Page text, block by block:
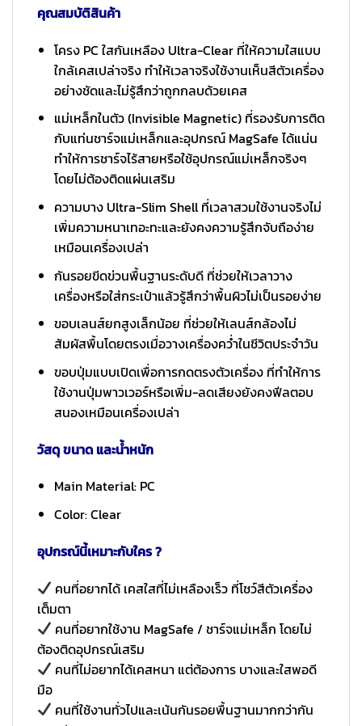
คุณสมบัติสินค้า
โครง PC ใสกันเหลือง Ultra-Clear ที่ให้ความใสแบบ
ใกล้เคสเปล่าจริง ทำให้เวลาจริงใช้งานเห็นสีตัวเครื่อง
อย่างชัดและไม่รู้สึกว่าถูกกลบด้วยเคส
แม่เหล็กในตัว (Invisible Magnetic) ที่รองรับการติด
กับแท่นชาร์จแม่เหล็กและอุปกรณ์ MagSafe ได้แน่น
ทำให้การชาร์จไร้สายหรือใช้อุปกรณ์แม่เหล็กจริงๆ
โดยไม่ต้องติดแผ่นเสริม
ความบาง Ultra-Slim Shell ที่เวลาสวมใช้งานจริงไม่
เพิ่มความหนาเทอะทะและยังคงความรู้สึกจับถือง่าย
เหมือนเครื่องเปล่า
กันรอยขีดข่วนพื้นฐานระดับดี ที่ช่วยให้เวลาวาง
เครื่องหรือใส่กระเป๋าแล้วรู้สึกว่าพื้นผิวไม่เป็นรอยง่าย
ขอบเลนส์ยกสูงเล็กน้อย ที่ช่วยให้เลนส์กล้องไม่
สัมผัสพื้นโดยตรงเมื่อวางเครื่องคว่ำในชีวิตประจำวัน
ขอบปุ่มแบบเปิดเพื่อการกดตรงตัวเครื่อง ที่ทำให้การ
ใช้งานปุ่มพาวเวอร์หรือเพิ่ม-ลดเสียงยังคงฟีลตอบ
สนองเหมือนเครื่องเปล่า
วัสดุ ขนาด และน้ำหนัก
Main Material: PC
Color: Clear
อุปกรณ์นี้เหมาะกับใคร ?
คนที่อยากได้ เคสใสที่ไม่เหลืองเร็ว ที่โชว์สีตัวเครื่อง
เต็มตา
คนที่อยากใช้งาน MagSafe / ชาร์จแม่เหล็ก โดยไม่
ต้องติดอุปกรณ์เสริม
คนที่ไม่อยากได้เคสหนา แต่ต้องการ บางและใสพอดี
มือ
คนที่ใช้งานทั่วไปและเน้นกันรอยพื้นฐานมากกว่ากัน